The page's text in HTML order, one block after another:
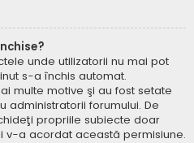
unde utilizatorii nu mai pot
s-a închis automat.
multe motive şi au fost setate
administratorii forumului. De
propriile subiecte doar
v-a acordat această permisiune.